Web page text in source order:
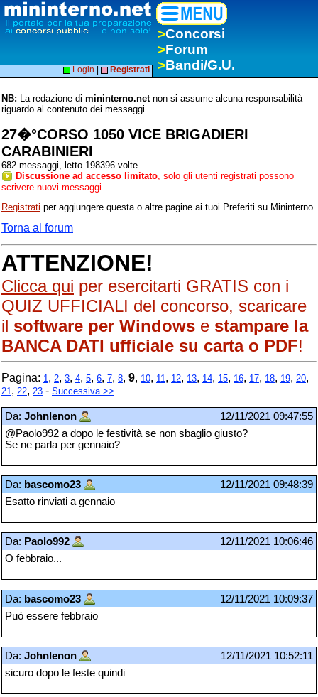
>Concorsi
>Forum
>Bandi/G.U.
Login Registrati
NB: La redazione di mininterno.netnon si assume alcuna responsabilità
riguardo al contenuto dei messaggi.
27�°CORSO 1050 VICE BRIGADIERI
CARABINIERI
682 messaggi, letto 198396 volte
Discussione ad accesso limitato , solo gli utenti registrati possono
scrivere nuovi messaggi
Registrati per aggiungere questa o altre pagine ai tuoi Preferiti su Mininterno.
Torna al forum
ATTENZIONE!
Clicca qui per esercitarti GRATIS con i
QUIZ UFFICIALI del concorso, scaricare
il software per Windows e stampare la
BANCA DATI ufficiale su carta o PDF!
Pagina: 1, 2, 3, 4, 5, 6, 7, 8, 9, 10, 11, 12, 13, 14, 15, 16, 17, 18, 19, 20,
21, 22, 23 - Successiva >>
Da: Johnlenon
12/11/2021 09:47:55
@Paolo992 a dopo le festività se non sbaglio giusto?
Se ne parla per gennaio?
Da: bascomo23
12/11/2021 09:48:39
Esatto rinviati a gennaio
Da: Paolo992
12/11/2021 10:06:46
O febbraio...
Da: bascomo23
12/11/2021 10:09:37
Può essere febbraio
Da: Johnlenon
12/11/2021 10:52:11
sicuro dopo le feste quindi